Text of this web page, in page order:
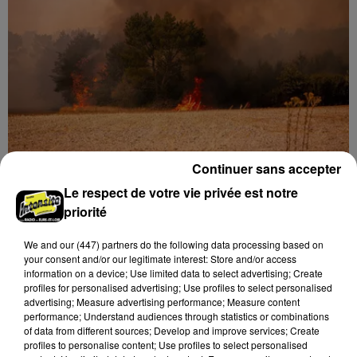
Loir-et-Cher : un pyromane interpellé grâce
au sang-froid des...
Samedi 25 juillet, plus d'une dizaine de feux de
secteur de Fontaine-les-Côteaux, Montoire et Lunay.
Grâce...
LE GRAND FORMAT Voir plus
Le respect de votre vie privée est notre
priorité
We and our (447) partnersdo the following data processing based on
your consent and/or our legitimate interest: Store and/or access
information on a device; Use limited data to select advertising; Create
profiles for personalised advertising; Use profiles to select personalised
advertising; Measure advertising performance; Measure content
performance; Understand audiences through statistics or combinations
of data from different sources; Develop and improve services; Create
profiles to personalise content; Use profiles to select personalised
Continuer sans accepter